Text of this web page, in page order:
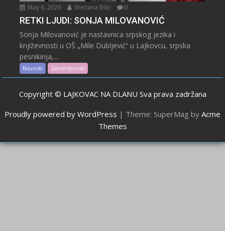
May 6, 2026 Snežana Bilić 0
RETKI LJUDI: SONJA MILOVANOVIĆ
Sonja Milovanović je nastavnica srpskog jezika i
književnosti u OŠ „Mile Dubljević“ u Lajkovcu, srpska
pesnikinja,...
Novosti Zanimljivosti
Copyright © LAJKOVAC NA DLANU Sva prava zadržana
Proudly powered by WordPress | Theme: SuperMag by Acme
Themes